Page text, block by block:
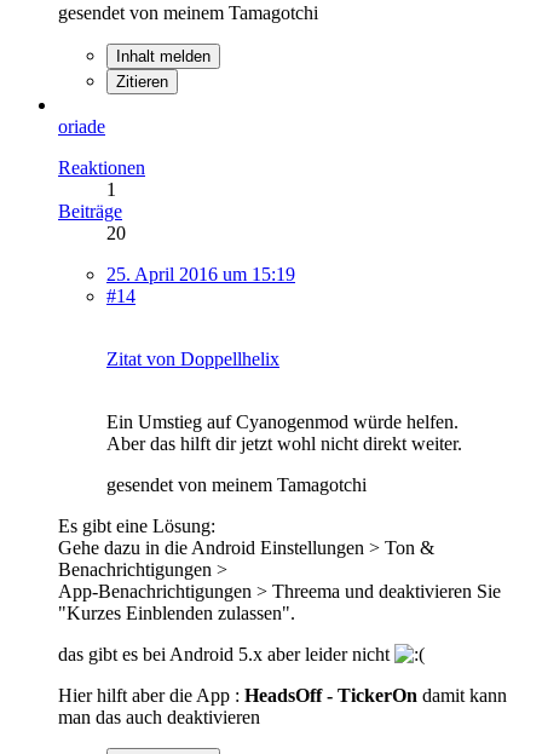
gesendet von meinem Tamagotchi
Inhalt melden
Zitieren
oriade
Reaktionen
1
Beiträge
20
25. April 2016 um 15:19
#14
Zitat von Doppellhelix
Ein Umstieg auf Cyanogenmod würde helfen.
Aber das hilft dir jetzt wohl nicht direkt weiter.
gesendet von meinem Tamagotchi
Es gibt eine Lösung:
Gehe dazu in die Android Einstellungen > Ton &
Benachrichtigungen >
App-Benachrichtigungen > Threema und deaktivieren Sie
"Kurzes Einblenden zulassen".
das gibt es bei Android 5.x aber leider nicht
Hier hilft aber die App : HeadsOff - TickerOn damit kann
man das auch deaktivieren